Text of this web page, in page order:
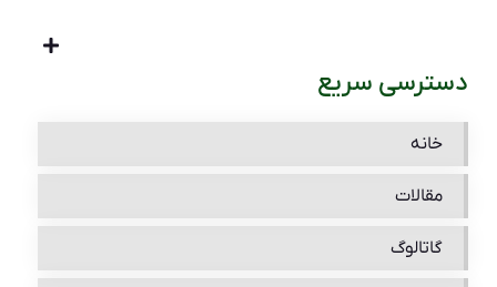
دسترسی سریع
خانه
مقالات
گاتالوگ